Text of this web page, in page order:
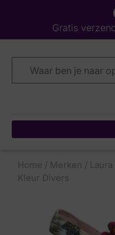
Gratis
Home / Merken /
Kleur Divers